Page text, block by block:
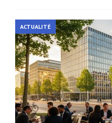
ACTUALITÉ